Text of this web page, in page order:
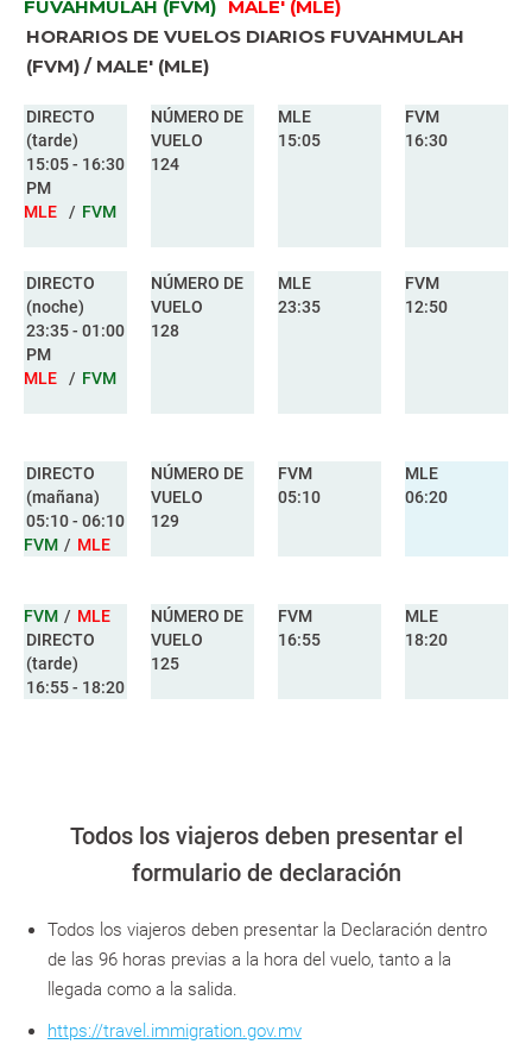
FUVAHMULAH (FVM) MALE' (MLE)
HORARIOS DE VUELOS DIARIOS FUVAHMULAH
(FVM) / MALE' (MLE)
DIRECTO
(tarde)
15:05 - 16:30
PM
MLE
/ FVM
NÚMERO DE
VUELO
124
MLE
15:05
FVM
16:30
DIRECTO
(noche)
23:35 - 01:00
PM
MLE
/ FVM
NÚMERO DE
VUELO
128
MLE
23:35
FVM
12:50
DIRECTO
(mañana)
05:10 - 06:10
FVM / MLE
NÚMERO DE
VUELO
129
FVM
05:10
MLE
06:20
FVM / MLE
DIRECTO
(tarde)
16:55 - 18:20
NÚMERO DE
VUELO
125
FVM
16:55
MLE
18:20
Todos los viajeros deben presentar el
formulario de declaración
Todos los viajeros deben presentar la Declaración dentro
de las 96 horas previas a la hora del vuelo, tanto a la
llegada como a la salida.
https://travel.immigration.gov.mv